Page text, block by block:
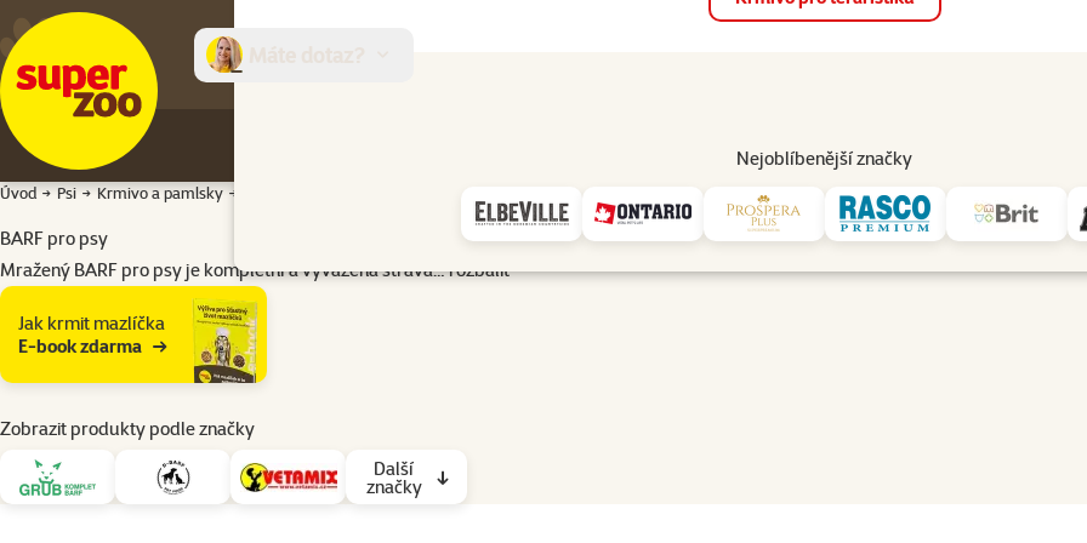
Nejoblíbenější značky
Prodejny Služby
Úvod Psi Krmivo a pamlsky
BARF pro psy
Mražený BARF pro psy je kompletní a vyvážená strava…rozbalit
Podkategorie
Jak krmit mazlíčka
E-book zdarma
Zobrazit produkty podle značky
Další
značky